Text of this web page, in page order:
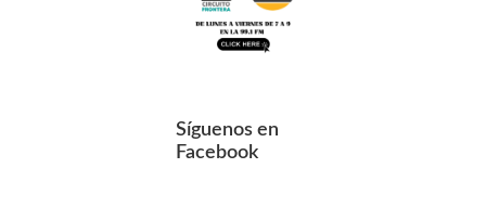
Síguenos en
Facebook